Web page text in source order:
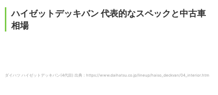
ハイゼットデッキバン 代表的なスペックと中古車
相場
ダイハツ ハイゼットデッキバン(4代目) 出典：https://www.daihatsu.co.jp/lineup/haiso_deckvan/04_interior.htm